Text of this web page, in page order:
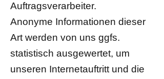
Auftragsverarbeiter.
Anonyme Informationen dieser
Art werden von uns ggfs.
statistisch ausgewertet, um
unseren Internetauftritt und die